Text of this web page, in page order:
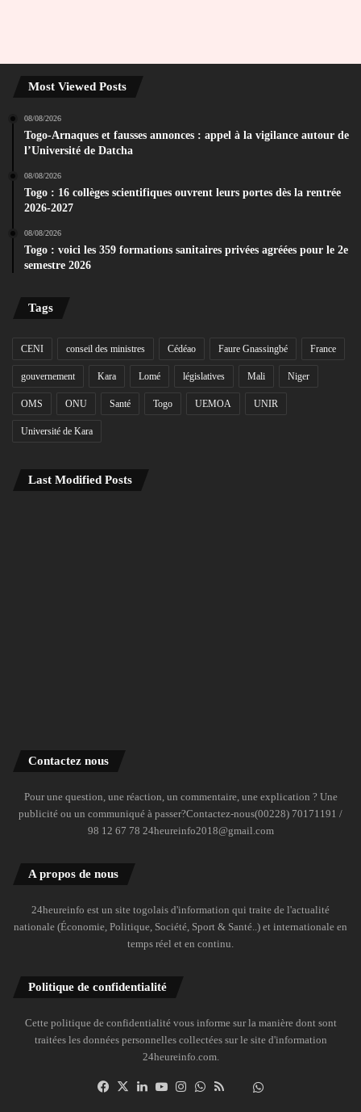
Most Viewed Posts
08/08/2026
Togo-Arnaques et fausses annonces : appel à la vigilance autour de
l’Université de Datcha
08/08/2026
Togo : 16 collèges scientifiques ouvrent leurs portes dès la rentrée
2026-2027
08/08/2026
Togo : voici les 359 formations sanitaires privées agréées pour le 2e
semestre 2026
Tags
CENI conseil des ministres Cédéao Faure Gnassingbé France
gouvernement Kara Lomé législatives Mali Niger
OMS ONU Santé Togo UEMOA UNIR
Université de Kara
Last Modified Posts
Contactez nous
Pour une question, une réaction, un commentaire, une explication ? Une
publicité ou un communiqué à passer?Contactez-nous(00228) 70171191 /
98 12 67 78 24heureinfo2018@gmail.com
A propos de nous
24heureinfo est un site togolais d'information qui traite de l'actualité
nationale (Économie, Politique, Société, Sport & Santé..) et internationale en
temps réel et en continu.
Politique de confidentialité
Cette politique de confidentialité vous informe sur la manière dont sont
traitées les données personnelles collectées sur le site d'information
24heureinfo.com.
Facebook
X LinkedinYouTubeInstagramWhatsAppDailymotion